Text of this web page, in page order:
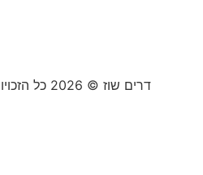
דרים שוז © 2026 כל הזכויות שמורות